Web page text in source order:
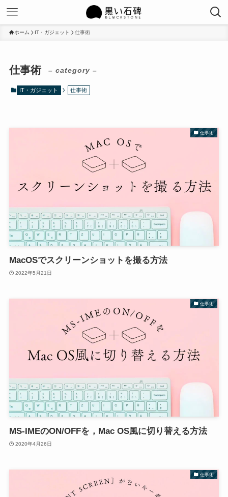
ホーム IT・ガジェット 仕事術
仕事術 – category –
IT・ガジェット 仕事術
仕事術
MacOSでスクリーンショットを撮る方法
2022年5月21日
仕事術
MS-IMEのON/OFFを，Mac OS風に切り替える方法
2020年4月26日
仕事術